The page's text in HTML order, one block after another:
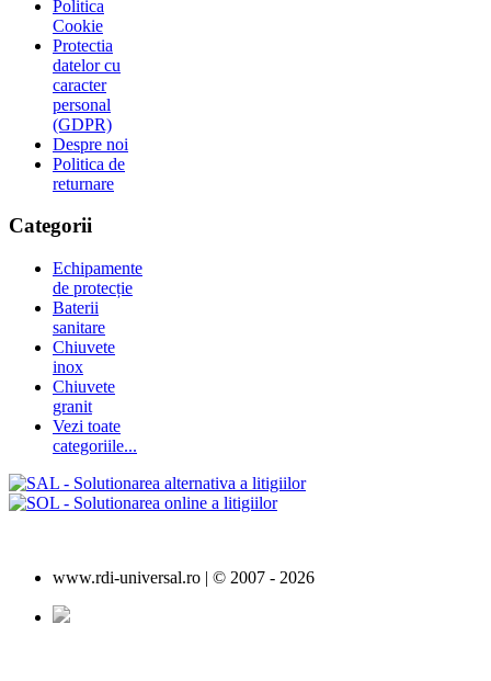
Politica
Cookie
Protectia
datelor cu
caracter
personal
(GDPR)
Despre noi
Politica de
returnare
Categorii
Echipamente
de protecție
Baterii
sanitare
Chiuvete
inox
Chiuvete
granit
Vezi toate
categoriile...
www.rdi-universal.ro | © 2007 - 2026